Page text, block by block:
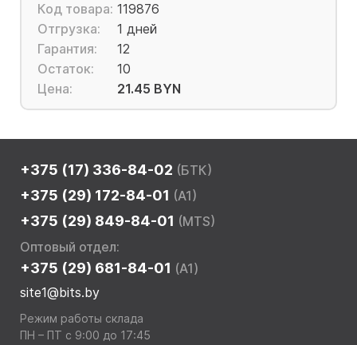
Код товара: 119876
Отгрузка:
1 дней
Гарантия:
12
Остаток:
10
Цена:
21.45 BYN
+375 (17) 336-84-02 (БТК)
+375 (29) 172-84-01 (A1)
+375 (29) 849-84-01 (MTS)
Оптовый отдел:
+375 (29) 681-84-01 (A1)
site1@bits.by
Режим работы склада
ПН – ПТ с 9:00 до 17:45